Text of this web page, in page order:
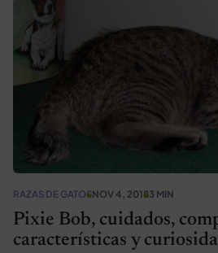
RAZAS DE GATOSNOV 4, 20183 MIN
Pixie Bob, cuidados,
características y